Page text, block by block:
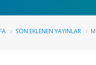
SON EKLENEN YAYINLAR